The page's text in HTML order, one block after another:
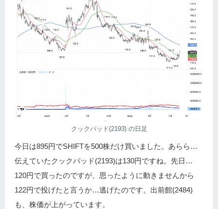
クックパッド(2193) の日足
今日は895円でSHIFTを500株だけ買いました。あらら…
伝えていたクックパッド(2193)は130円ですね。先日…
120円で買ったのですが、思ったように動きませんから
122円で投げたと言うか…逃げたのです。出前館(2484)
も、株価が上がっています。